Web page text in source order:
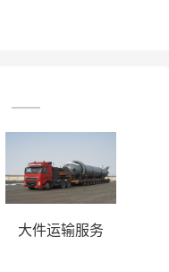
大件运输服务